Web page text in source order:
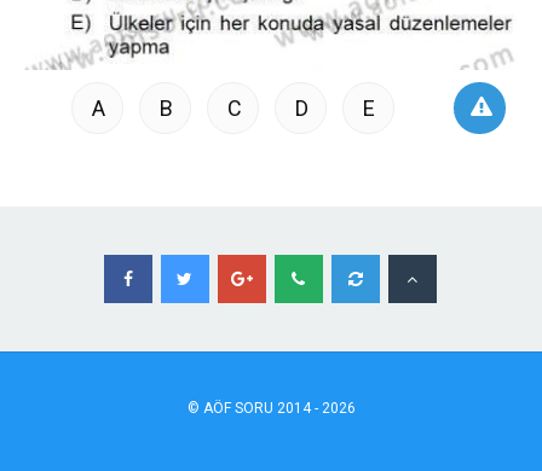
A B C D E
© AÖFSORU 2014 - 2026